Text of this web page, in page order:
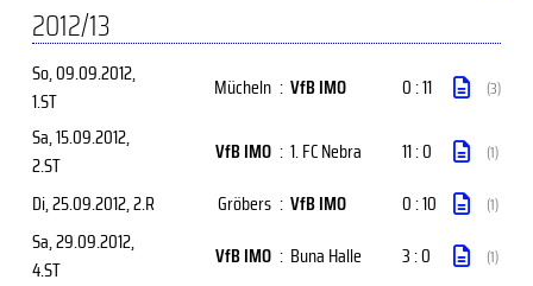
2012/13
So, 09.09.2012,
1.ST
Mücheln : VfB IMO 0 : 11 (3)
Sa, 15.09.2012,
2.ST
VfB IMO : 1. FC Nebra 11 : 0 (1)
Di, 25.09.2012, 2.R Gröbers : VfB IMO 0 : 10 (1)
Sa, 29.09.2012,
4.ST
VfB IMO : Buna Halle 3 : 0 (1)